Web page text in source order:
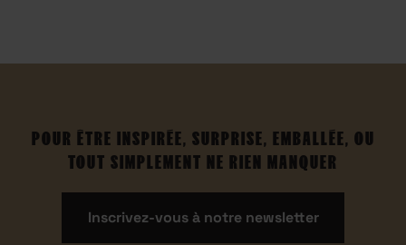
POUR ÊTRE INSPIRÉE, SURPRISE, EMBALLÉE, OU
TOUT SIMPLEMENT NE RIEN MANQUER
Inscrivez-vous à notre newsletter